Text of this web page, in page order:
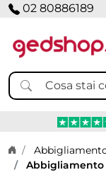
02 80886189
Home page
Abbigliamento